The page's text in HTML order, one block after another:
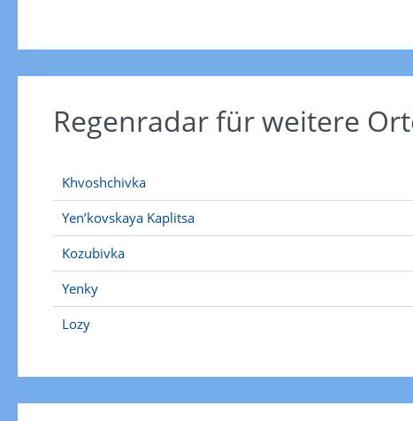
Regenradar für weitere
Khvoshchivka
Yen’kovskaya Kaplitsa
Kozubivka
Yenky
Lozy